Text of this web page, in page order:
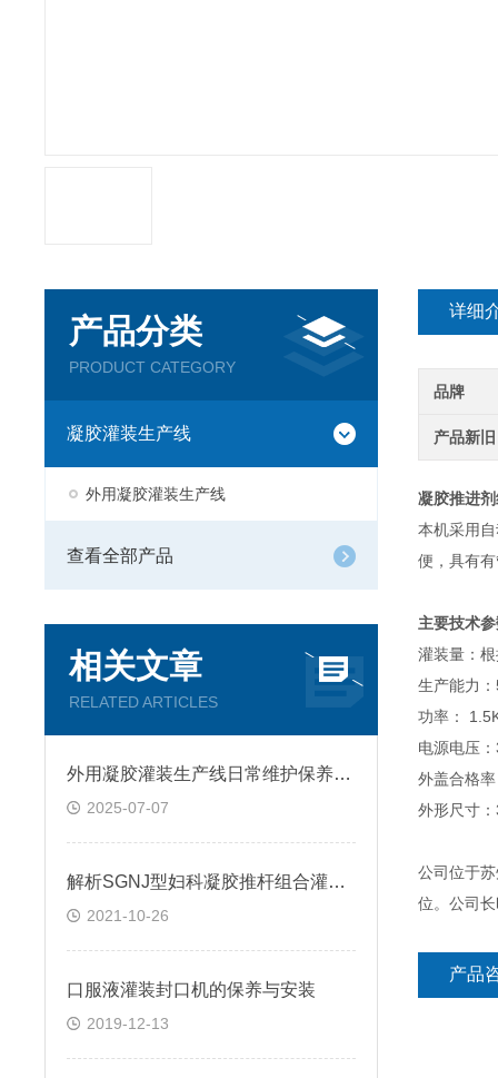
详细
品牌
产品新旧
凝胶推进
本机采用
便，具有
主要技术
灌装量：
生产能力
功率
电源电压
外盖合格
外形尺寸
公司位于
位。公司
产品
产品分类
PRODUCT CATEGORY
凝胶灌装生产线
外用凝胶灌装生产线
查看全部产品
相关文章
RELATED ARTICLES
外用凝胶灌装生产线日常维护保养指南
2025-07-07
解析SGNJ型妇科凝胶推杆组合灌装压盖机具有哪些特点？
2021-10-26
口服液灌装封口机的保养与安装
2019-12-13